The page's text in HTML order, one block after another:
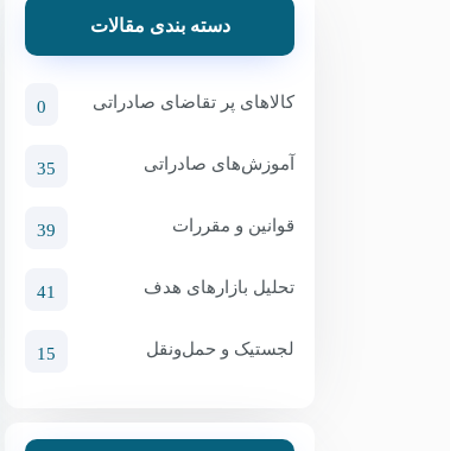
دسته بندی مقالات
کالاهای پر تقاضای صادراتی 0
آموزش‌های صادراتی 35
قوانین و مقررات 39
تحلیل بازارهای هدف 41
لجستیک و حمل‌ونقل 15